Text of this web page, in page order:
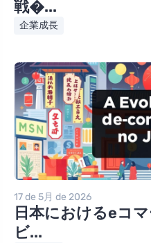
戦�...
企業成長
17 de 5月 de 2026
日本におけるeコ
ビ...